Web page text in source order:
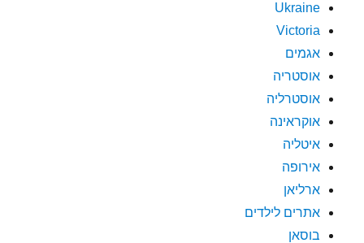
Ukraine
Victoria
אגמים
אוסטריה
אוסטרליה
אוקראינה
איטליה
אירופה
ארליאן
אתרים לילדים
בוסאן